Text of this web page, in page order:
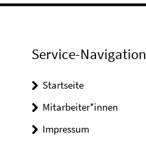
Service-Navigation
Startseite
Mitarbeiter*innen
Impressum